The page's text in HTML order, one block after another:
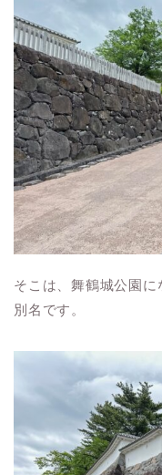
そこは、舞鶴城公園
別名です。